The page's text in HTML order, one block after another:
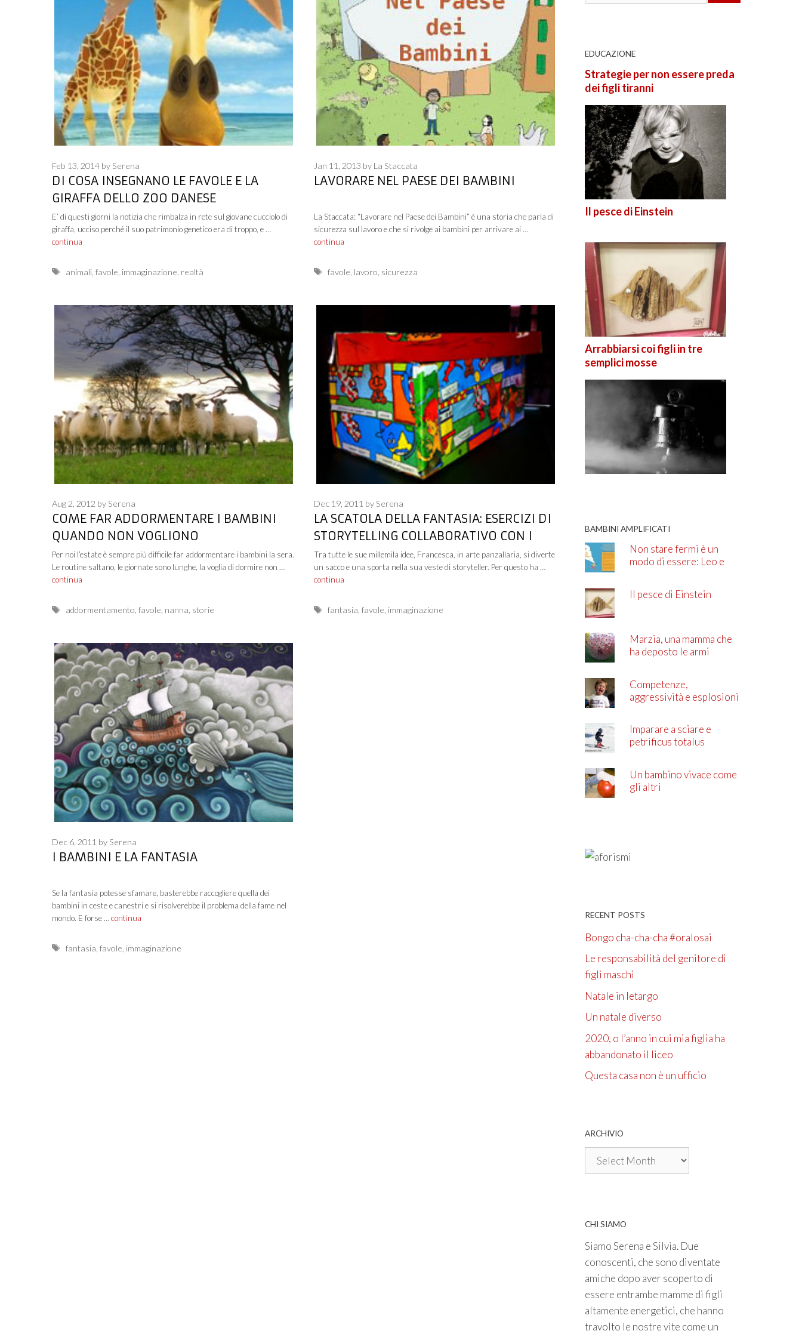
DI COSA INSEGNANO LE FAVOLE E LA
GIRAFFA DELLO ZOO DANESE
Feb 13, 2014 by Serena
E’ di questi giorni la notizia che rimbalza in rete sul giovane cucciolo di
giraffa, ucciso perché il suo patrimonio genetico era di troppo, e …
continua
Tags
animali ,favole immaginazione realtà
LAVORARE NEL PAESE DEI BAMBINI
Jan 11, 2013 by La Staccata
La Staccata: “Lavorare nel Paese dei Bambini” è una storia che parla di
sicurezza sul lavoro e che si rivolge ai bambini per arrivare ai …
continua
Tags
favole lavoro sicurezza
COME FAR ADDORMENTARE I BAMBINI
QUANDO NON VOGLIONO
Aug 2, 2012 by Serena
Per noi l’estate è sempre più difficile far addormentare i bambini la sera.
Le routine saltano, le giornate sono lunghe, la voglia di dormire non …
continua
Tags
addormentamento ,favole nanna storie
LA SCATOLA DELLA FANTASIA: ESERCIZI DI
STORYTELLING COLLABORATIVO CON I
NOSTRI BAMBINI
Dec 19, 2011 by Serena
Tra tutte le sue millemila idee, Francesca, in arte panzallaria, si diverte
un sacco e una sporta nella sua veste di storyteller. Per questo ha …
continua
Tags
fantasia favole immaginazione
I BAMBINI E LA FANTASIA
Dec 6, 2011 by Serena
Se la fantasia potesse sfamare, basterebbe raccogliere quella dei
bambini in ceste e canestri e si risolverebbe il problema della fame nel
mondo. E forse … continua
Tags
fantasia ,favole immaginazione
EDUCAZIONE
Strategie per non essere preda
dei figli tiranni
Il pesce di Einstein
Arrabbiarsi coi figli in tre
semplici mosse
BAMBINI AMPLIFICATI
Non stare fermi è un
modo di essere: Leo e
Il pesce di Einstein
Marzia, una mamma che
ha deposto le armi
Competenze,
aggressività e esplosioni
Imparare a sciare e
petrificus totalus
Un bambino vivace come
gli altri
RECENT POSTS
Bongo cha-cha-cha #oralosai
Le responsabilità del genitore di
figli maschi
Natale in letargo
Un natale diverso
2020, o l’anno in cui mia figlia ha
abbandonato il liceo
Questa casa non è un ufficio
ARCHIVIO
Archivio
CHI SIAMO
Siamo Serena e Silvia. Due
conoscenti, che sono diventate
amiche dopo aver scoperto di
essere entrambe mamme di figli
altamente energetici, che hanno
travolto le nostre vite come un